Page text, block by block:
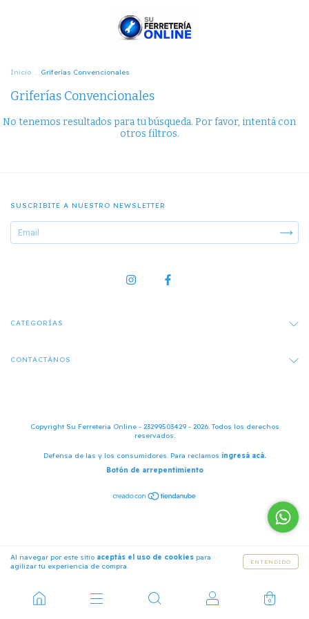
Al navegar por este sitio aceptás el uso de cookies para
agilizar tu experiencia de compra.
ENTENDIDO
0
Inicio . Griferías Convencionales
Griferías Convencionales
No tenemos resultados para tu búsqueda. Por favor, intentá con
otros filtros.
SUSCRIBITE A NUESTRO NEWSLETTER
CATEGORÍAS
CONTACTÁNOS
Copyright Su Ferreteria Online - 23299503429 - 2026. Todos los derechos
reservados.
Defensa de las y los consumidores. Para reclamos ingresá acá.
Botón de arrepentimiento